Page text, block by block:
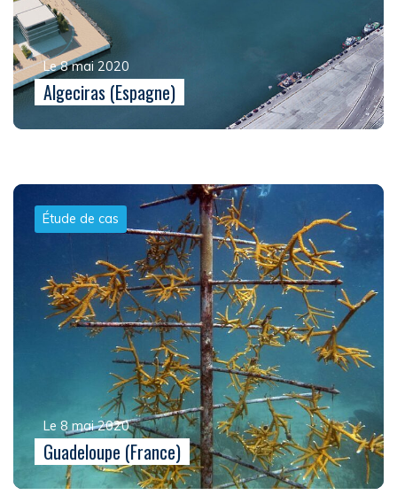
Le 8 mai 2020
Algeciras (Espagne)
Étude de cas
Le 8 mai 2020
Guadeloupe (France)